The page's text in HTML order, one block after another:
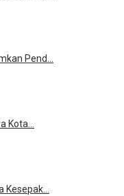
Pend…
Kota…
Kesepak…